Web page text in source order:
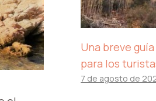
Una breve
para los
7 de agosto de